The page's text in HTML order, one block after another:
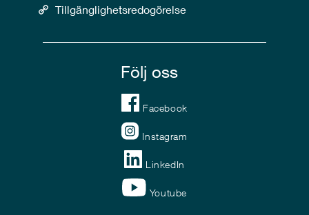
Tillgänglighetsredogörelse
Följ oss
Facebook
Instagram
LinkedIn
Youtube